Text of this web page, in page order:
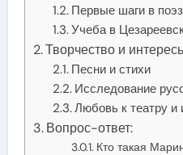
Первые шаги в
Учеба в
Творчество и
Песни и стихи
Исследование
Любовь к театру и
Вопрос-ответ:
Кто такая